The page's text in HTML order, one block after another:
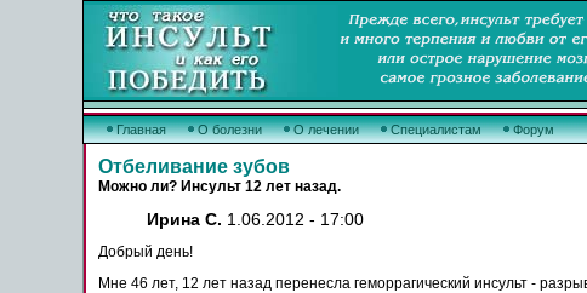
Главная О болезни О лечении Специалистам Форум
Отбеливание зубов
Можно ли? Инсульт 12 лет назад.
Ирина С. 1.06.2012 - 17:00
Добрый день!
Мне 46 лет, 12 лет назад перенесла геморрагический инсульт -